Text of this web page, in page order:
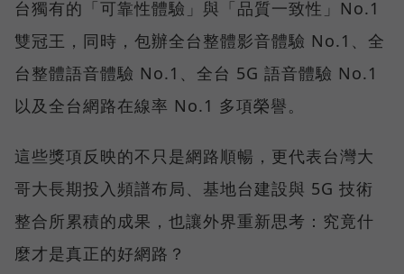
台獨有的「可靠性體驗」與「品質一致性」No.1
雙冠王，同時，包辦全台整體影音體驗 No.1、全
台整體語音體驗 No.1、全台 5G 語音體驗 No.1
以及全台網路在線率 No.1 多項榮譽。
這些獎項反映的不只是網路順暢，更代表台灣大
哥大長期投入頻譜布局、基地台建設與 5G 技術
整合所累積的成果，也讓外界重新思考：究竟什
麼才是真正的好網路？